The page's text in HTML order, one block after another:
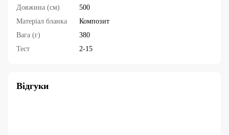
Довжина (см)
500
Матеріал бланка
Композит
Вага (г)
380
Тест
2-15
Відгуки